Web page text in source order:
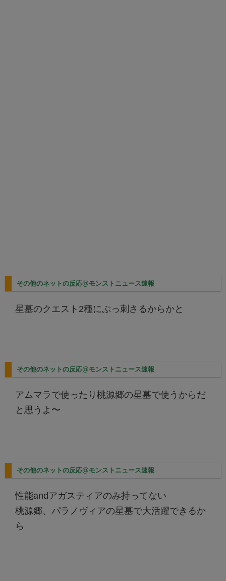
その他のネットの反応@モンストニュース速報
星墓のクエスト2種にぶっ刺さるからかと
その他のネットの反応@モンストニュース速報
アムマラで使ったり桃源郷の星墓で使うからだ
と思うよ〜
その他のネットの反応@モンストニュース速報
性能andアガスティアのみ持ってない
桃源郷、パラノヴィアの星墓で大活躍できるか
ら